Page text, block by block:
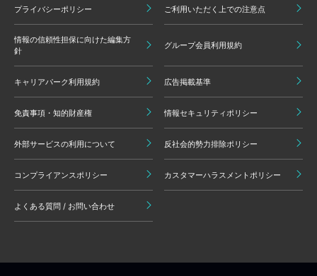
プライバシーポリシー ご利用いただく上での注意点
情報の信頼性担保に向けた編集方
針
グループ会員利用規約
キャリアパーク利用規約 広告掲載基準
免責事項・知的財産権 情報セキュリティポリシー
外部サービスの利用について 反社会的勢力排除ポリシー
コンプライアンスポリシー カスタマーハラスメントポリシー
よくある質問 / お問い合わせ